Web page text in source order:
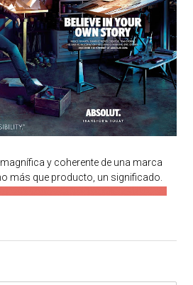
y coherente de una marca
más que producto, un significado.